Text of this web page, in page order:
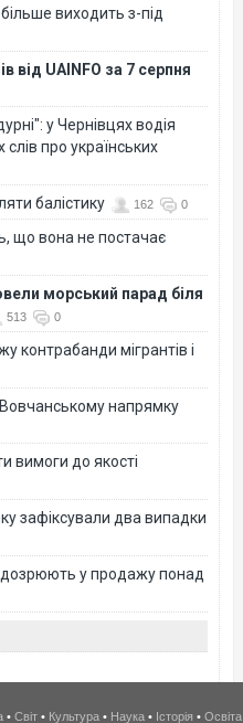
виходить з-під
від UAINFO за 7 серпня
у Чернівцях водія
про українських
балістику 162 0
що вона не постачає
морський парад біля
513 0
контрабанди мігрантів і
напрямку
вимоги до якості
зафіксували два випадки
у продажу понад
• Світ • Культура • Наука • Історія • Освіта